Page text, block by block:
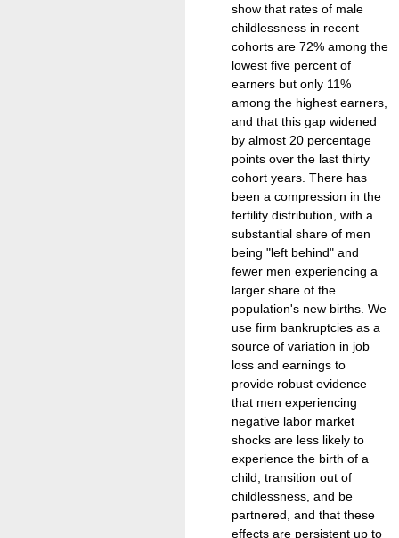
show that rates of male
childlessness in recent
cohorts are 72% among the
lowest five percent of
earners but only 11%
among the highest earners,
and that this gap widened
by almost 20 percentage
points over the last thirty
cohort years. There has
been a compression in the
fertility distribution, with a
substantial share of men
being "left behind" and
fewer men experiencing a
larger share of the
population's new births. We
use firm bankruptcies as a
source of variation in job
loss and earnings to
provide robust evidence
that men experiencing
negative labor market
shocks are less likely to
experience the birth of a
child, transition out of
childlessness, and be
partnered, and that these
effects are persistent up to